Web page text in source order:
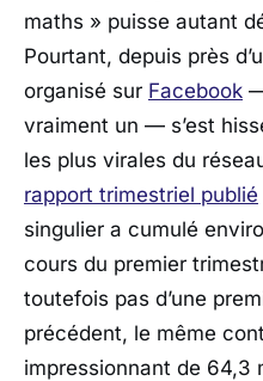
maths » puisse autant
Pourtant, depuis près
organisé sur Facebook
vraiment un — s’est
les plus virales du
rapport trimestriel publié
singulier a cumulé
cours du premier
toutefois pas d’une
précédent, le même
impressionnant de 64,3